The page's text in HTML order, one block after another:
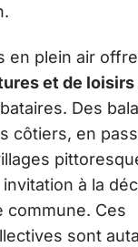
en plein air
et de loisirs
Des
côtiers, en
à la
commune. Ces
sont